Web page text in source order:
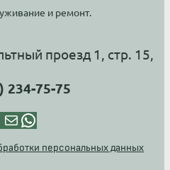
и ремонт.
проезд 1, стр. 15,
234-75-75
Почта WhatsApp
персональных данных